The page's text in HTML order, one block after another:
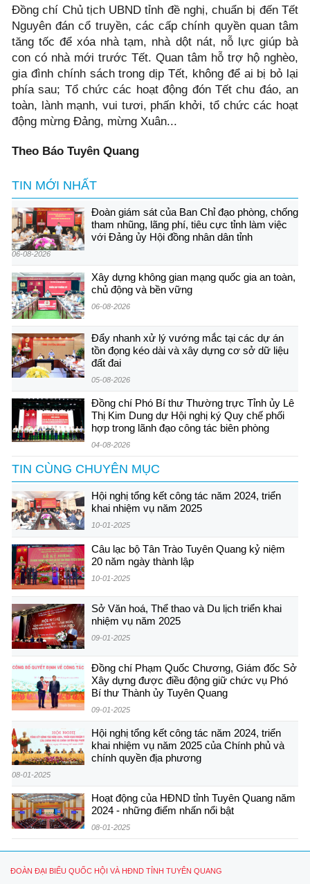
Đồng chí Chủ tịch UBND tỉnh đề nghị, chuẩn bị đến Tết
Nguyên đán cổ truyền, các cấp chính quyền quan tâm
tăng tốc để xóa nhà tạm, nhà dột nát, nỗ lực giúp bà
con có nhà mới trước Tết. Quan tâm hỗ trợ hộ nghèo,
gia đình chính sách trong dịp Tết, không để ai bị bỏ lại
phía sau; Tổ chức các hoạt động đón Tết chu đáo, an
toàn, lành mạnh, vui tươi, phấn khởi, tổ chức các hoạt
động mừng Đảng, mừng Xuân...
Theo Báo Tuyên Quang
TIN MỚI NHẤT
Đoàn giám sát của Ban Chỉ đạo phòng, chống
tham nhũng, lãng phí, tiêu cực tỉnh làm việc
với Đảng ủy Hội đồng nhân dân tỉnh
06-08-2026
Xây dựng không gian mạng quốc gia an toàn,
chủ động và bền vững
06-08-2026
Đẩy nhanh xử lý vướng mắc tại các dự án
tồn đọng kéo dài và xây dựng cơ sở dữ liệu
đất đai
05-08-2026
Đồng chí Phó Bí thư Thường trực Tỉnh ủy Lê
Thị Kim Dung dự Hội nghị ký Quy chế phối
hợp trong lãnh đạo công tác biên phòng
04-08-2026
TIN CÙNG CHUYÊN MỤC
Hội nghị tổng kết công tác năm 2024, triển
khai nhiệm vụ năm 2025
10-01-2025
Câu lạc bộ Tân Trào Tuyên Quang kỷ niệm
20 năm ngày thành lập
10-01-2025
Sở Văn hoá, Thể thao và Du lịch triển khai
nhiệm vụ năm 2025
09-01-2025
Đồng chí Phạm Quốc Chương, Giám đốc Sở
Xây dựng được điều động giữ chức vụ Phó
Bí thư Thành ủy Tuyên Quang
09-01-2025
Hội nghị tổng kết công tác năm 2024, triển
khai nhiệm vụ năm 2025 của Chính phủ và
chính quyền địa phương
08-01-2025
Hoạt động của HĐND tỉnh Tuyên Quang năm
2024 - những điểm nhấn nổi bật
08-01-2025
ĐOÀN ĐẠI BIỂU QUỐC HỘI VÀ HĐND TỈNH TUYÊN QUANG